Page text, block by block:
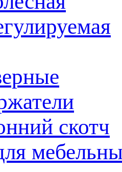
скотч